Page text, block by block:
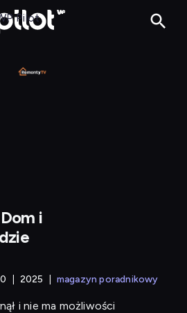
Pilot
i
2025 magazyn poradnikowy
i nie ma możliwości